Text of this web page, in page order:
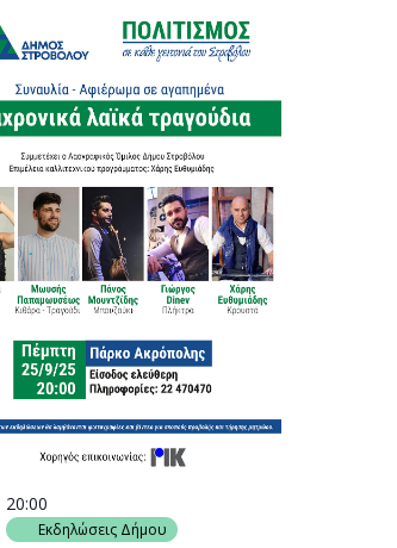
20:00
Εκδηλώσεις Δήμου